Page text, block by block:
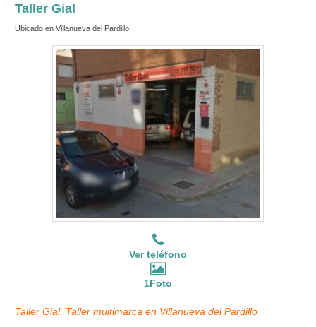
Taller Gial
Ubicado en Villanueva del Pardillo
Ver teléfono
1Foto
Taller Gial, Taller multimarca en Villanueva del Pardillo